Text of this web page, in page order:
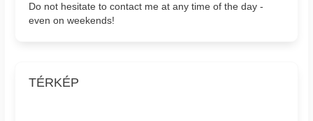
Do not hesitate to contact me at any time of the day -
even on weekends!
TÉRKÉP